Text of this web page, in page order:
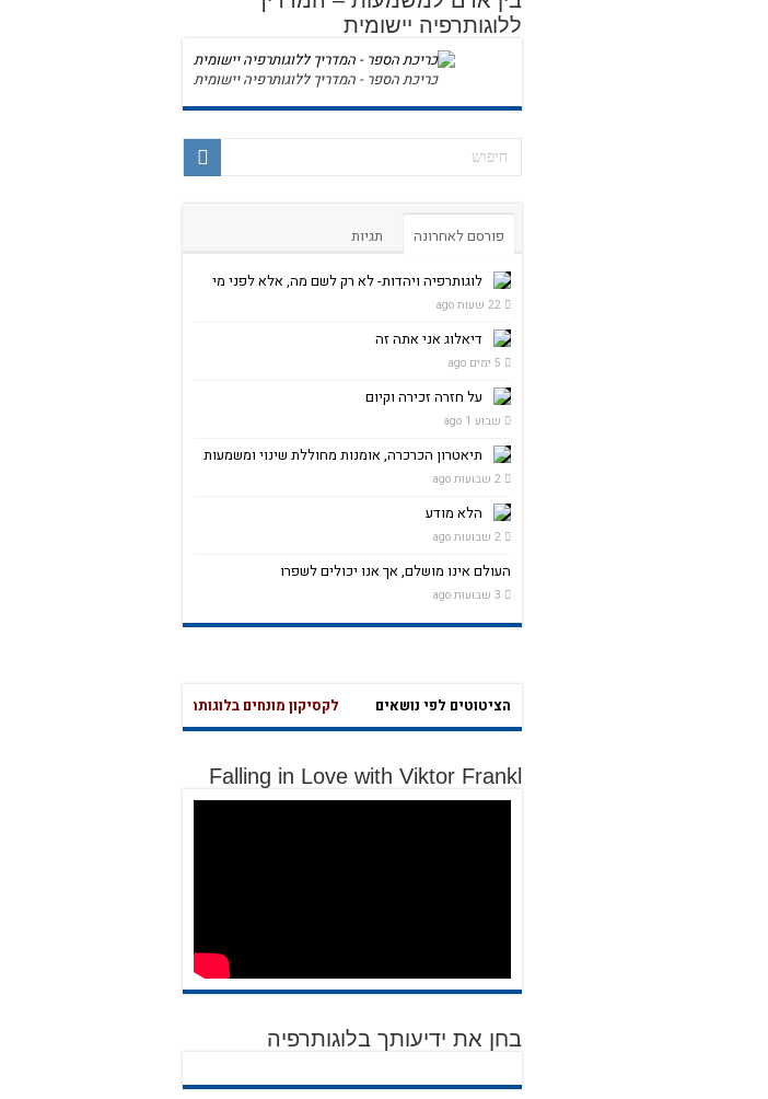
ללוגותרפיה יישומית
כריכת הספר - המדריך ללוגותרפיה יישומית
פורסם לאחרונה תגיות
לוגותרפיה ויהדות- לא רק לשם מה, אלא לפני מי
22 שעות ago
דיאלוג אני אתה זה
5 ימים ago
על חזרה זכירה וקיום
שבוע 1 ago
תיאטרון הכרכרה, אומנות מחוללת שינוי ומשמעות
2 שבועות ago
הלא מודע
2 שבועות ago
העולם אינו מושלם, אך אנו יכולים לשפרו
3 שבועות ago
לחץ כאן – למאגר הציטוטים לפי נושאים לקסיקון מונחים בלוגותרפיה – לחץ כאן
Falling in Love with Viktor Frankl
בחן את ידיעותך בלוגותרפיה